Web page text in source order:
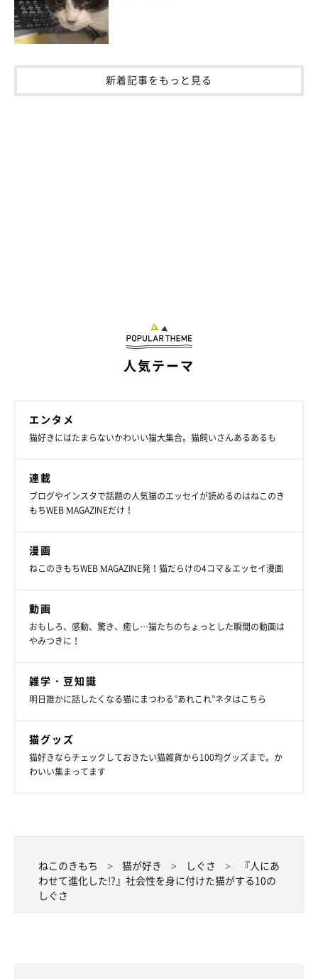
新着記事をもっと見る
人気テーマ
エンタメ
猫好きにはたまらないかわいい猫大集合。猫飼いさんあるあるも
連載
ブログやインスタで話題の人気猫のエッセイが読めるのはねこのき
もちWEB MAGAZINEだけ！
漫画
ねこのきもちWEB MAGAZINE発！猫だらけの4コマ＆エッセイ漫画
動画
おもしろ、感動、驚き、癒し…猫たちのちょっとした瞬間の動画は
やみつきに！
雑学・豆知識
明日誰かに話したくなる猫にまつわる”あれこれ”ネタはこちら
猫グッズ
猫好きならチェックしておきたい猫雑貨から100均グッズまで。か
わいい集まってます
ねこのきもち 猫が好き しぐさ
『人にあ
わせて進化した!?』社会性を身に付けた猫がする10の
しぐさ